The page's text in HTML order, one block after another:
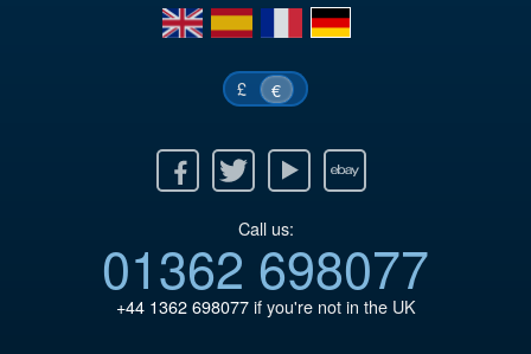
en
es fr de
£ €
Twitter Youtube Ebay
Call us:
01362 698077
+44 1362 698077if you're not in the UK